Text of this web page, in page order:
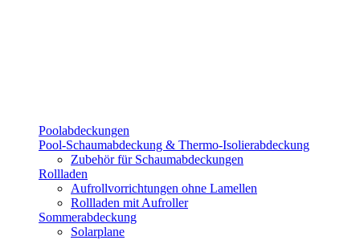
Poolabdeckungen
Pool-Schaumabdeckung & Thermo-Isolierabdeckung
Zubehör für Schaumabdeckungen
Rollladen
Aufrollvorrichtungen ohne Lamellen
Rollladen mit Aufroller
Sommerabdeckung
Solarplane